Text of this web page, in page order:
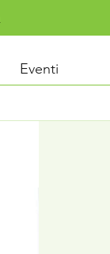
Eventi